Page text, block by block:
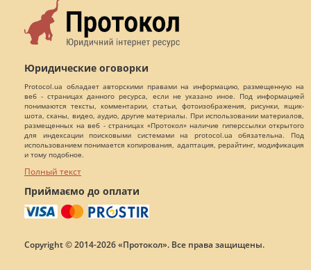
Юридические оговорки
Protocol.ua обладает авторскими правами на информацию, размещенную на
веб - страницах данного ресурса, если не указано иное. Под информацией
понимаются тексты, комментарии, статьи, фотоизображения, рисунки, ящик-
шота, сканы, видео, аудио, другие материалы. При использовании материалов,
размещенных на веб - страницах «Протокол» наличие гиперссылки открытого
для индексации поисковыми системами на protocol.ua обязательна. Под
использованием понимается копирования, адаптация, рерайтинг, модификация
и тому подобное.
Полный текст
Приймаємо до оплати
Copyright © 2014-2026 «Протокол». Все права защищены.